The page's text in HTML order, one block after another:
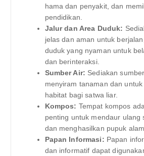
hama dan penyakit, dan
pendidikan.
Jalur dan Area Duduk:
jelas dan aman untuk
duduk yang nyaman untuk
dan berinteraksi.
Sumber Air: Sediakan
menyiram tanaman dan
habitat bagi satwa liar.
Kompos: Tempat kompos
penting untuk mendaur ulang
dan menghasilkan pupuk
Papan Informasi: Papan
dan informatif dapat